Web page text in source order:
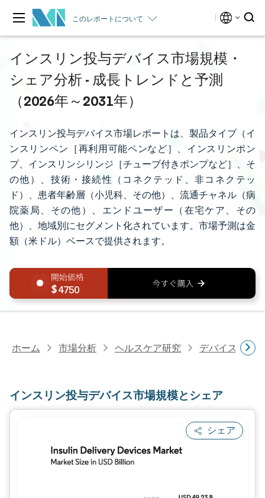
このレポートについて
インスリン投与デバイス市場規模・
シェア分析 - 成長トレンドと予測
（2026年～2031年）
インスリン投与デバイス市場レポートは、製品タイプ（イ
ンスリンペン［再利用可能ペンなど］、インスリンポン
プ、インスリンシリンジ［チューブ付きポンプなど］、そ
の他）、技術・接続性（コネクテッド、非コネクテッ
ド）、患者年齢層（小児科、その他）、流通チャネル（病
院薬局、その他）、エンドユーザー（在宅ケア、その
他）、地域別にセグメント化されています。市場予測は金
額（米ドル）ベースで提供されます。
4750
ホーム 市場分析 ヘルスケア研究 デバイス・医
インスリン投与デバイス市場規模とシェア
シェア